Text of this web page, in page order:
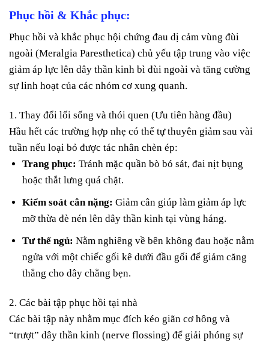
Phục hồi & Khắc phục:
Phục hồi và khắc phục hội chứng đau dị cảm vùng đùi
ngoài (Meralgia Paresthetica) chủ yếu tập trung vào việc
giảm áp lực lên dây thần kinh bì đùi ngoài và tăng cường
sự linh hoạt của các nhóm cơ xung quanh.
1. Thay đổi lối sống và thói quen (Ưu tiên hàng đầu)
Hầu hết các trường hợp nhẹ có thể tự thuyên giảm sau vài
tuần nếu loại bỏ được tác nhân chèn ép:
Trang phục: Tránh mặc quần bò bó sát, đai nịt bụng
hoặc thắt lưng quá chặt.
Kiểm soát cân nặng: Giảm cân giúp làm giảm áp lực
mỡ thừa đè nén lên dây thần kinh tại vùng háng.
Tư thế ngủ: Nằm nghiêng về bên không đau hoặc nằm
ngửa với một chiếc gối kê dưới đầu gối để giảm căng
thẳng cho dây chằng bẹn.
2. Các bài tập phục hồi tại nhà
Các bài tập này nhằm mục đích kéo giãn cơ hông và
“trượt” dây thần kinh (nerve flossing) để giải phóng sự